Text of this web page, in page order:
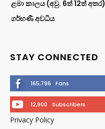
ළමා කාලය (අවු. 6ත් 12ත් අතර)
ගර්භණී අවධිය
STAY CONNECTED
165,796 Fans
12,900 Subscribers
Privacy Policy